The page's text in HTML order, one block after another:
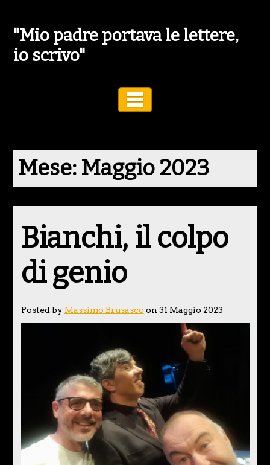
"Mio padre portava le lettere,
io scrivo"
Mese: Maggio 2023
Bianchi, il colpo
di genio
Posted by Massimo Brusasco on 31 Maggio 2023